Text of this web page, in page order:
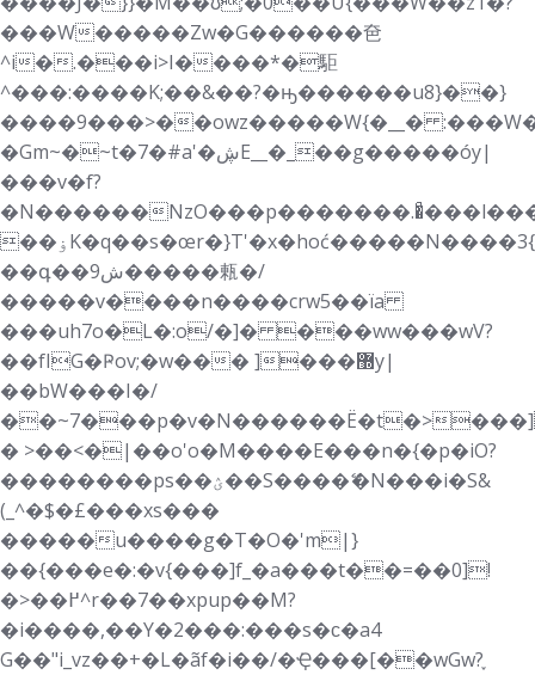
���W�����Zw�G������夿
^i�.���i>I����*�駏
^���:����K;��&��?�ԣ������u8}��}
����9���>��owz�����W{�__�
�Gm~�~t�7�#a'�ڜE__�_��g�����óy|
���v�f?
�N������
��ۏK�q��s�œr�}T'�x�hoć�����N����3{}
��գ��9ش�����㼯�/
�����v����n����crw5��їa
���uh7o�L�:o/�]� ���ww���wV?
��fIG�Ҏov;�w��� ]���޽y|
��bW���I�/
��~7���p�v�N������Ë�t�>
� >��<�|��o'o�M����E���n�{�p�iO?
��������ps��ؽ��S����ޭ�N���i�S&
(_^�$�£���xs���
�����u����g�T�O�'m|}
��{���e�:�v{���]f_�a���t��=��0]!
�>��߂^r��7��xpup��M?
�i����,��Y�2���:���s�ϲ�a4
G��"i_vz��+�L�ãf�i��/�݁Ҿ���[��wGw?֪